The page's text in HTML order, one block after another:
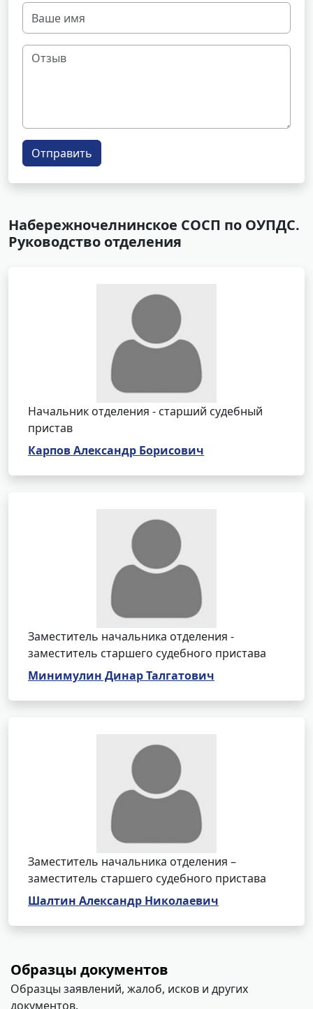
Отправить
Набережночелнинское СОСП по ОУПДС.
Руководство отделения
Начальник отделения - старший судебный
пристав
Карпов Александр Борисович
Заместитель начальника отделения -
заместитель старшего судебного пристава
Минимулин Динар Талгатович
Заместитель начальника отделения –
заместитель старшего судебного пристава
Шалтин Александр Николаевич
Образцы документов
Образцы заявлений, жалоб, исков и других
документов.